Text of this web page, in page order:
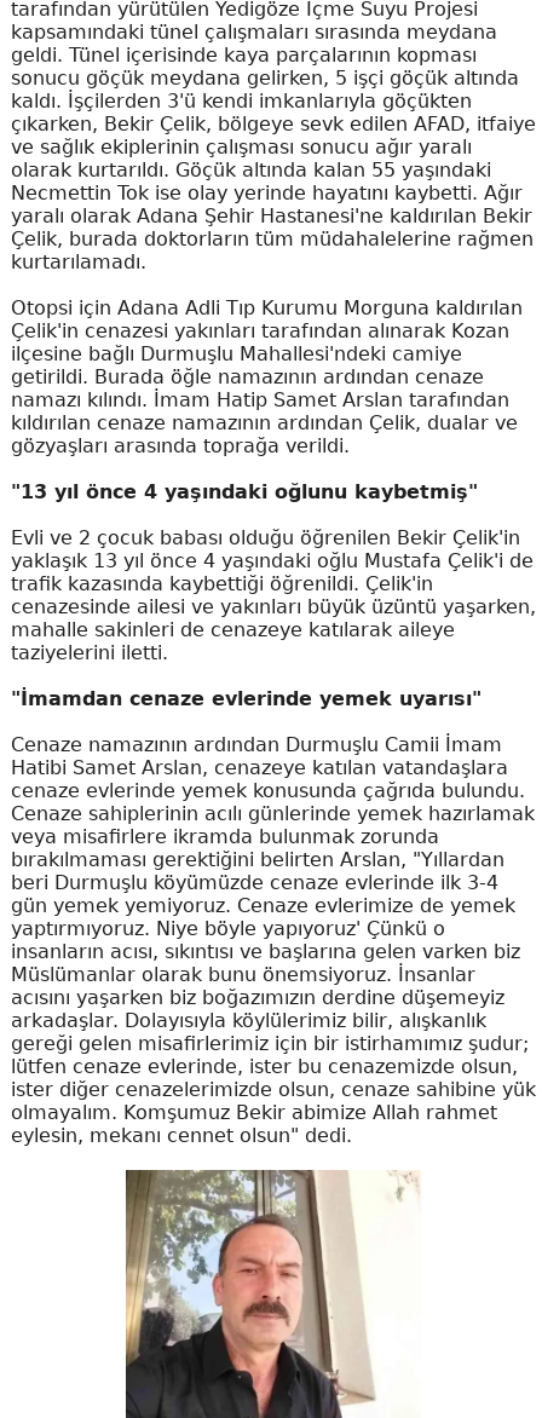
tarafından yürütülen Yedigöze İçme Suyu Projesi
kapsamındaki tünel çalışmaları sırasında meydana
geldi. Tünel içerisinde kaya parçalarının kopması
sonucu göçük meydana gelirken, 5 işçi göçük altında
kaldı. İşçilerden 3'ü kendi imkanlarıyla göçükten
çıkarken, Bekir Çelik, bölgeye sevk edilen AFAD, itfaiye
ve sağlık ekiplerinin çalışması sonucu ağır yaralı
olarak kurtarıldı. Göçük altında kalan 55 yaşındaki
Necmettin Tok ise olay yerinde hayatını kaybetti. Ağır
yaralı olarak Adana Şehir Hastanesi'ne kaldırılan Bekir
Çelik, burada doktorların tüm müdahalelerine rağmen
kurtarılamadı.
Otopsi için Adana Adli Tıp Kurumu Morguna kaldırılan
Çelik'in cenazesi yakınları tarafından alınarak Kozan
ilçesine bağlı Durmuşlu Mahallesi'ndeki camiye
getirildi. Burada öğle namazının ardından cenaze
namazı kılındı. İmam Hatip Samet Arslan tarafından
kıldırılan cenaze namazının ardından Çelik, dualar ve
gözyaşları arasında toprağa verildi.
"13 yıl önce 4 yaşındaki oğlunu kaybetmiş"
Evli ve 2 çocuk babası olduğu öğrenilen Bekir Çelik'in
yaklaşık 13 yıl önce 4 yaşındaki oğlu Mustafa Çelik'i de
trafik kazasında kaybettiği öğrenildi. Çelik'in
cenazesinde ailesi ve yakınları büyük üzüntü yaşarken,
mahalle sakinleri de cenazeye katılarak aileye
taziyelerini iletti.
"İmamdan cenaze evlerinde yemek uyarısı"
Cenaze namazının ardından Durmuşlu Camii İmam
Hatibi Samet Arslan, cenazeye katılan vatandaşlara
cenaze evlerinde yemek konusunda çağrıda bulundu.
Cenaze sahiplerinin acılı günlerinde yemek hazırlamak
veya misafirlere ikramda bulunmak zorunda
bırakılmaması gerektiğini belirten Arslan, "Yıllardan
beri Durmuşlu köyümüzde cenaze evlerinde ilk 3-4
gün yemek yemiyoruz. Cenaze evlerimize de yemek
yaptırmıyoruz. Niye böyle yapıyoruz' Çünkü o
insanların acısı, sıkıntısı ve başlarına gelen varken biz
Müslümanlar olarak bunu önemsiyoruz. İnsanlar
acısını yaşarken biz boğazımızın derdine düşemeyiz
arkadaşlar. Dolayısıyla köylülerimiz bilir, alışkanlık
gereği gelen misafirlerimiz için bir istirhamımız şudur;
lütfen cenaze evlerinde, ister bu cenazemizde olsun,
ister diğer cenazelerimizde olsun, cenaze sahibine yük
olmayalım. Komşumuz Bekir abimize Allah rahmet
eylesin, mekanı cennet olsun" dedi.